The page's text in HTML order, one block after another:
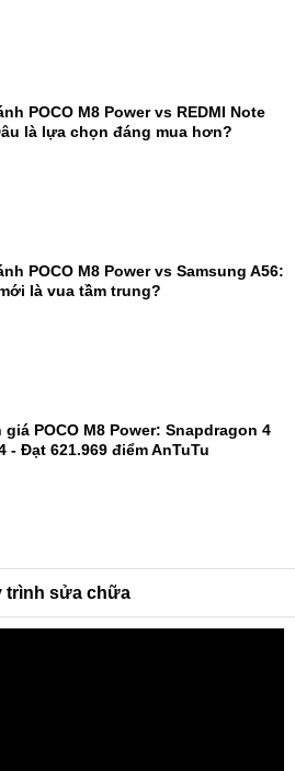
POCO M8 Power vs REDMI Note
là lựa chọn đáng mua hơn?
POCO M8 Power vs Samsung A56:
là vua tầm trung?
giá POCO M8 Power: Snapdragon 4
- Đạt 621.969 điểm AnTuTu
trình sửa chữa